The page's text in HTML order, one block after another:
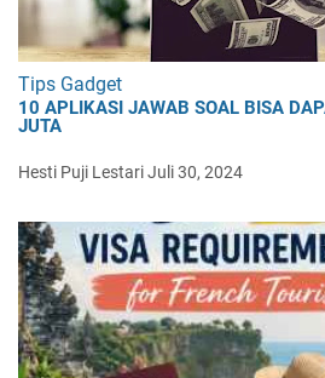
Tips Gadget
10 APLIKASI JAWAB SOAL BISA
JUTA
Hesti Puji LestariJuli 30, 2024